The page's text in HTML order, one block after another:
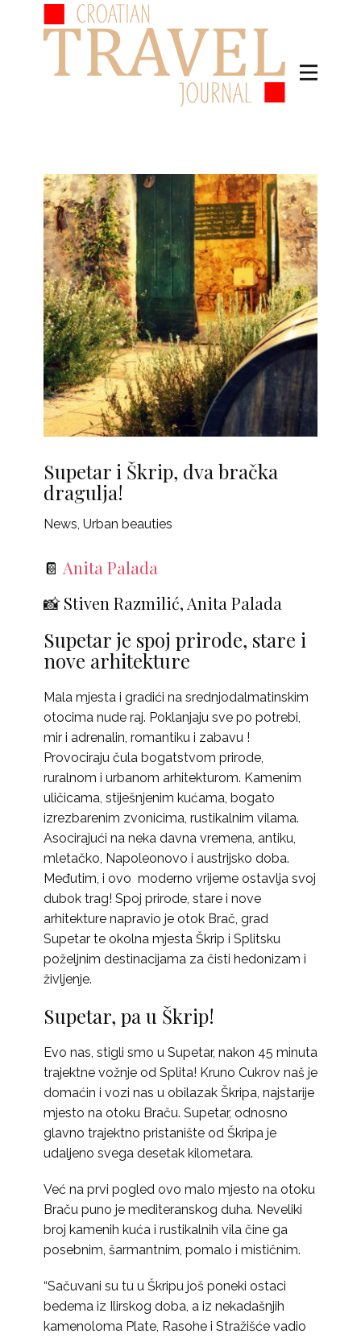
Supetar i Škrip, dva bračka
dragulja!
News, Urban beauties
📔 Anita Palada
📸 Stiven Razmilić, Anita Palada
Supetar je spoj prirode, stare i
nove arhitekture
Mala mjesta i gradići na srednjodalmatinskim
otocima nude raj. Poklanjaju sve po potrebi,
mir i adrenalin, romantiku i zabavu !
Provociraju čula bogatstvom prirode,
ruralnom i urbanom arhitekturom. Kamenim
uličicama, stiješnjenim kućama, bogato
izrezbarenim zvonicima, rustikalnim vilama.
Asocirajući na neka davna vremena, antiku,
mletačko, Napoleonovo i austrijsko doba.
Međutim, i ovo moderno vrijeme ostavlja svoj
dubok trag! Spoj prirode, stare i nove
arhitekture napravio je otok Brač, grad
Supetar te okolna mjesta Škrip i Splitsku
poželjnim destinacijama za čisti hedonizam i
življenje.
Supetar, pa u Škrip!
Evo nas, stigli smo u Supetar, nakon 45 minuta
trajektne vožnje od Splita! Kruno Cukrov naš je
domaćin i vozi nas u obilazak Škripa, najstarije
mjesto na otoku Braču. Supetar, odnosno
glavno trajektno pristanište od Škripa je
udaljeno svega desetak kilometara.
Već na prvi pogled ovo malo mjesto na otoku
Braču puno je mediteranskog duha. Neveliki
broj kamenih kuća i rustikalnih vila čine ga
posebnim, šarmantnim, pomalo i mističnim.
“Sačuvani su tu u Škripu još poneki ostaci
bedema iz Ilirskog doba, a iz nekadašnjih
kamenoloma Plate, Rasohe i Stražišće vadio